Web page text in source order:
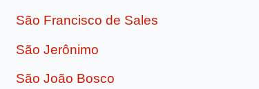
São Francisco de Sales
São Jerônimo
São João Bosco